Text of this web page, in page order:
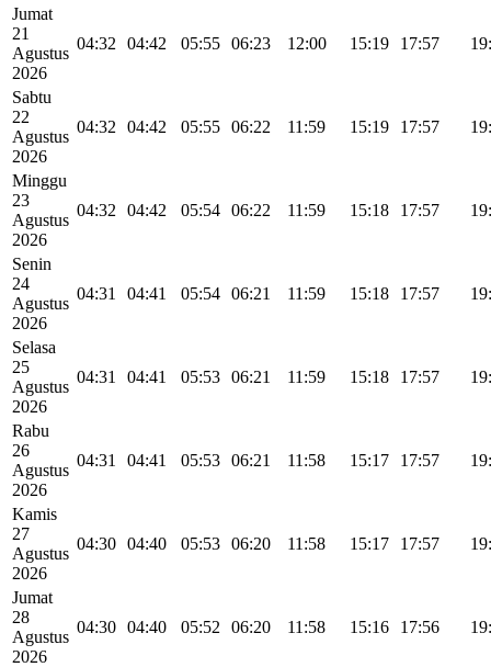
Jumat
21
Agustus
2026
04:32 04:42 05:55 06:23 12:00 15:19 17:57
Sabtu
22
Agustus
2026
04:32 04:42 05:55 06:22 11:59 15:19 17:57
Minggu
23
Agustus
2026
04:32 04:42 05:54 06:22 11:59 15:18 17:57
Senin
24
Agustus
2026
04:31 04:41 05:54 06:21 11:59 15:18 17:57
Selasa
25
Agustus
2026
04:31 04:41 05:53 06:21 11:59 15:18 17:57
Rabu
26
Agustus
2026
04:31 04:41 05:53 06:21 11:58 15:17 17:57
Kamis
27
Agustus
2026
04:30 04:40 05:53 06:20 11:58 15:17 17:57
Jumat
28
Agustus
2026
04:30 04:40 05:52 06:20 11:58 15:16 17:56